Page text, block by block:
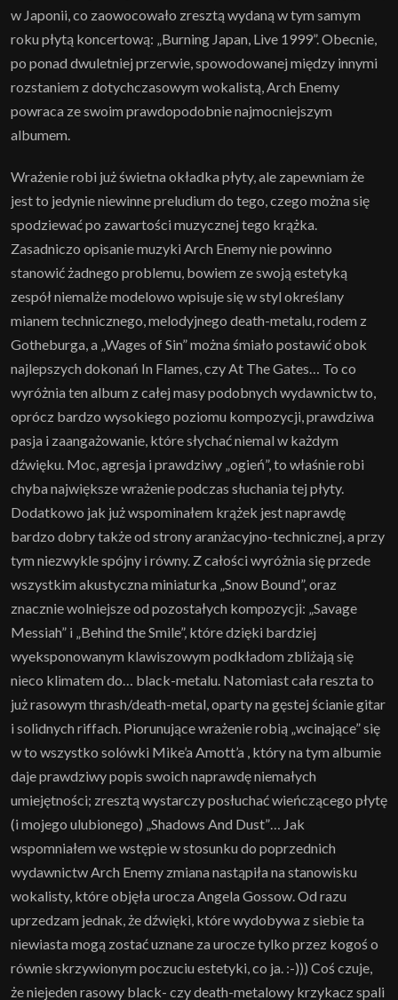
w Japonii, co zaowocowało zresztą wydaną w tym samym
roku płytą koncertową: „Burning Japan, Live 1999”. Obecnie,
po ponad dwuletniej przerwie, spowodowanej między innymi
rozstaniem z dotychczasowym wokalistą, Arch Enemy
powraca ze swoim prawdopodobnie najmocniejszym
albumem.
Wrażenie robi już świetna okładka płyty, ale zapewniam że
jest to jedynie niewinne preludium do tego, czego można się
spodziewać po zawartości muzycznej tego krążka.
Zasadniczo opisanie muzyki Arch Enemy nie powinno
stanowić żadnego problemu, bowiem ze swoją estetyką
zespół niemalże modelowo wpisuje się w styl określany
mianem technicznego, melodyjnego death-metalu, rodem z
Gotheburga, a „Wages of Sin” można śmiało postawić obok
najlepszych dokonań In Flames, czy At The Gates… To co
wyróżnia ten album z całej masy podobnych wydawnictw to,
oprócz bardzo wysokiego poziomu kompozycji, prawdziwa
pasja i zaangażowanie, które słychać niemal w każdym
dźwięku. Moc, agresja i prawdziwy „ogień”, to właśnie robi
chyba największe wrażenie podczas słuchania tej płyty.
Dodatkowo jak już wspominałem krążek jest naprawdę
bardzo dobry także od strony aranżacyjno-technicznej, a przy
tym niezwykle spójny i równy. Z całości wyróżnia się przede
wszystkim akustyczna miniaturka „Snow Bound”, oraz
znacznie wolniejsze od pozostałych kompozycji: „Savage
Messiah” i „Behind the Smile”, które dzięki bardziej
wyeksponowanym klawiszowym podkładom zbliżają się
nieco klimatem do… black-metalu. Natomiast cała reszta to
już rasowym thrash/death-metal, oparty na gęstej ścianie gitar
i solidnych riffach. Piorunujące wrażenie robią „wcinające” się
w to wszystko solówki Mike’a Amott’a , który na tym albumie
daje prawdziwy popis swoich naprawdę niemałych
umiejętności; zresztą wystarczy posłuchać wieńczącego płytę
(i mojego ulubionego) „Shadows And Dust”… Jak
wspomniałem we wstępie w stosunku do poprzednich
wydawnictw Arch Enemy zmiana nastąpiła na stanowisku
wokalisty, które objęła urocza Angela Gossow. Od razu
uprzedzam jednak, że dźwięki, które wydobywa z siebie ta
niewiasta mogą zostać uznane za urocze tylko przez kogoś o
równie skrzywionym poczuciu estetyki, co ja. :-))) Coś czuje,
że niejeden rasowy black- czy death-metalowy krzykacz spali